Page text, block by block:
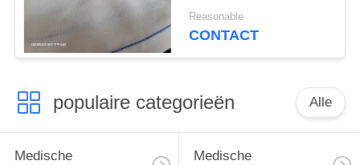
100pcs/zak
Reasonable
CONTACT
populaire categorieën Alle
Medische
Medische